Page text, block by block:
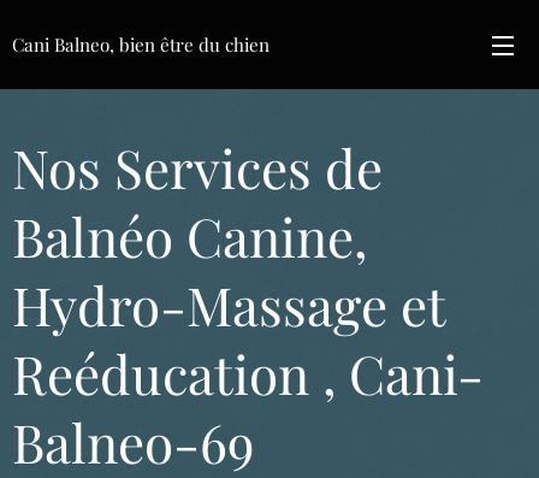
Cani Balneo, bien être du chien
Nos Services de
Balnéo Canine,
Hydro-Massage et
Reéducation , Cani-
Balneo-69